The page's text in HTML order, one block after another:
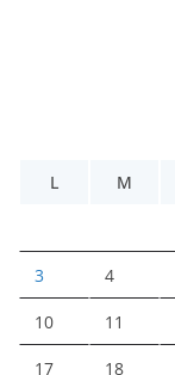
L
M
3 4
10 11
17 18